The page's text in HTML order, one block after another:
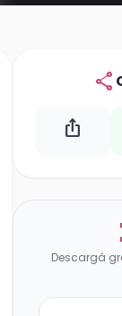
share
ios_share
Descargá